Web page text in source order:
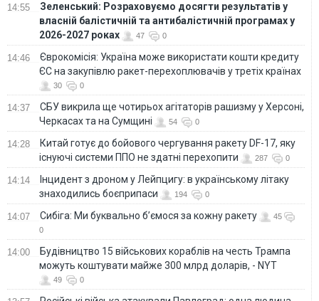
14:55
Зеленський: Розраховуємо досягти результатів у
власній балістичній та антибалістичній програмах у
2026-2027 роках
47 0
14:46
Єврокомісія: Україна може використати кошти кредиту
ЄС на закупівлю ракет-перехоплювачів у третіх країнах
30 0
14:37
СБУ викрила ще чотирьох агітаторів рашизму у Херсоні,
Черкасах та на Сумщині
54 0
14:28
Китай готує до бойового чергування ракету DF-17, яку
існуючі системи ППО не здатні перехопити
287 0
14:14
Інцидент з дроном у Лейпцигу: в українському літаку
знаходились боєприпаси
194 0
14:07 Сибіга: Ми буквально б’ємося за кожну ракету
45
0
14:00
Будівництво 15 військових кораблів на честь Трампа
можуть коштувати майже 300 млрд доларів, - NYT
49 0